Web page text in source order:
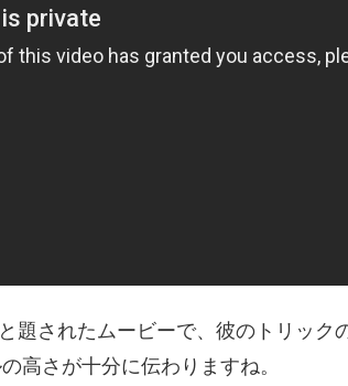
題されたムービーで、彼のトリック
高さが十分に伝わりますね。